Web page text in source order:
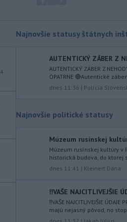
divadla (SKD) v Martine Helena
Sudická.
Národná diaľničná
spoločnosť (NDS) ukončila výmenu
záveru na ľavej strane
mosta Lanfranconi, ktorý je súčasťou
- Počet potvrdených prípadov
v Konžskej demokratickej republike
(KDR) presiahol hranicu 4000.
V stredu sa bude dať
maximum roja Perzeidy
Generálna prokuratúra SR
podala v súvislosti s určením
4
Najnovšie statusy štátnych
AUTENTICKÝ ZÁBER Z
AUTENTICKÝ ZÁBER Z
OPATRNE 🔴Autentické
dnes 11:36 | Polícia
Najnovšie politické statusy
Múzeum rusínskej
Múzeum rusínskej kultúry v
historická budova, do ktorej
dnes 11:41 | Kleinert Dana
‼️VAŠE NAJCITLIVEJŠIE
‼️VAŠE NAJCITLIVEJŠIE
majú nejasný pôvod, no